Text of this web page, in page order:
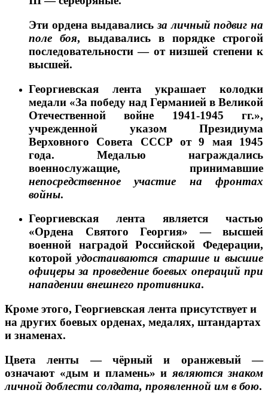
Эти ордена выдавалисьза личный подвиг на
поле боя, выдавались в порядке строгой
последовательности — от низшей степени к
высшей.
Георгиевская лента украшает колодки
медали «За победу над Германией в Великой
Отечественной войне 1941-1945 гг.»,
учрежденной указом Президиума
Верховного Совета СССР от 9 мая 1945
года. Медалью награждались
военнослужащие, принимавшие
непосредственное участие на фронтах
войны.
Георгиевская лента является частью
«Ордена Святого Георгия» — высшей
военной наградой Российской Федерации,
которой удостаиваются старшие и высшие
офицеры за проведение боевых операций при
нападении внешнего противника.
Кроме этого, Георгиевская лента присутствует и
на других боевых орденах, медалях, штандартах
и знаменах.
Цвета ленты — чёрный и оранжевый —
означают «дым и пламень» и являются знаком
личной доблести солдата, проявленной им в бою.